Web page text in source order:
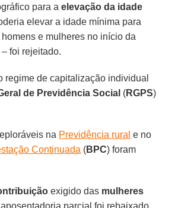
para aelevação da idade
elevar a idade mínima para
e mulheres no início da
foi rejeitado.
regime de capitalização individual
de Previdência Social (RGPS)
na Previdência rural e no
Continuada (BPC) foram
exigido das mulheres
parcial foi rebaixado